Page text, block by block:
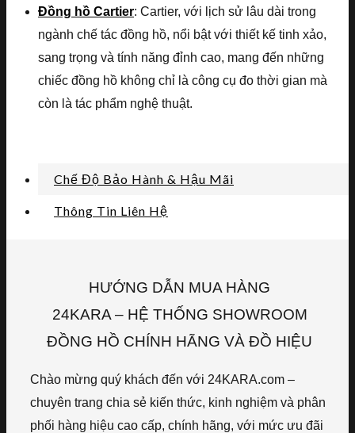
Đồng hồ Cartier: Cartier, với lịch sử lâu dài trong
ngành chế tác đồng hồ, nổi bật với thiết kế tinh xảo,
sang trọng và tính năng đỉnh cao, mang đến những
chiếc đồng hồ không chỉ là công cụ đo thời gian mà
còn là tác phẩm nghệ thuật.
Chế Độ Bảo Hành & Hậu Mãi
Thông Tin Liên Hệ
HƯỚNG DẪN MUA HÀNG
24KARA – HỆ THỐNG SHOWROOM
ĐỒNG HỒ CHÍNH HÃNG VÀ ĐỒ HIỆU
Chào mừng quý khách đến với 24KARA.com –
chuyên trang chia sẻ kiến thức, kinh nghiệm và phân
phối hàng hiệu cao cấp, chính hãng, với mức ưu đãi